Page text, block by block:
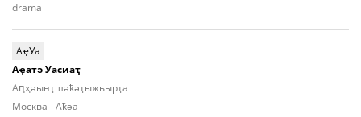
drama
АҿУа
Аҿатә Уасиаҭ
Aԥ­ҳәынҭ­шәҟәҭы­жьыр­ҭа
Москва - Aҟәа